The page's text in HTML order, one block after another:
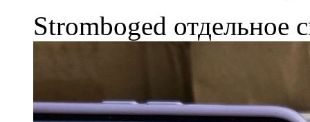
Stromboged отдельное